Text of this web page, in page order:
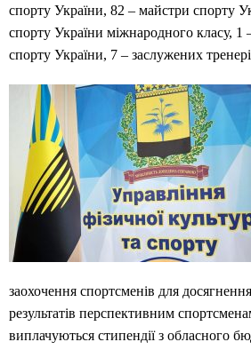
спорту України, 82 – майстри спорту
спорту України міжнародного класу, 1
спорту України, 7 – заслужених
заохочення спортсменів для
результатів перспективним
виплачуються стипендії з обласного